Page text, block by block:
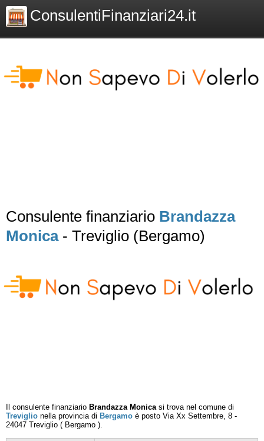
ConsulentiFinanziari24.it
Consulente finanziario Brandazza
Monica- Treviglio (Bergamo)
Il consulente finanziario Brandazza Monicasi trova nel comune di
Treviglio nella provincia di Bergamo è posto Via Xx Settembre, 8 -
24047 Treviglio ( Bergamo ).